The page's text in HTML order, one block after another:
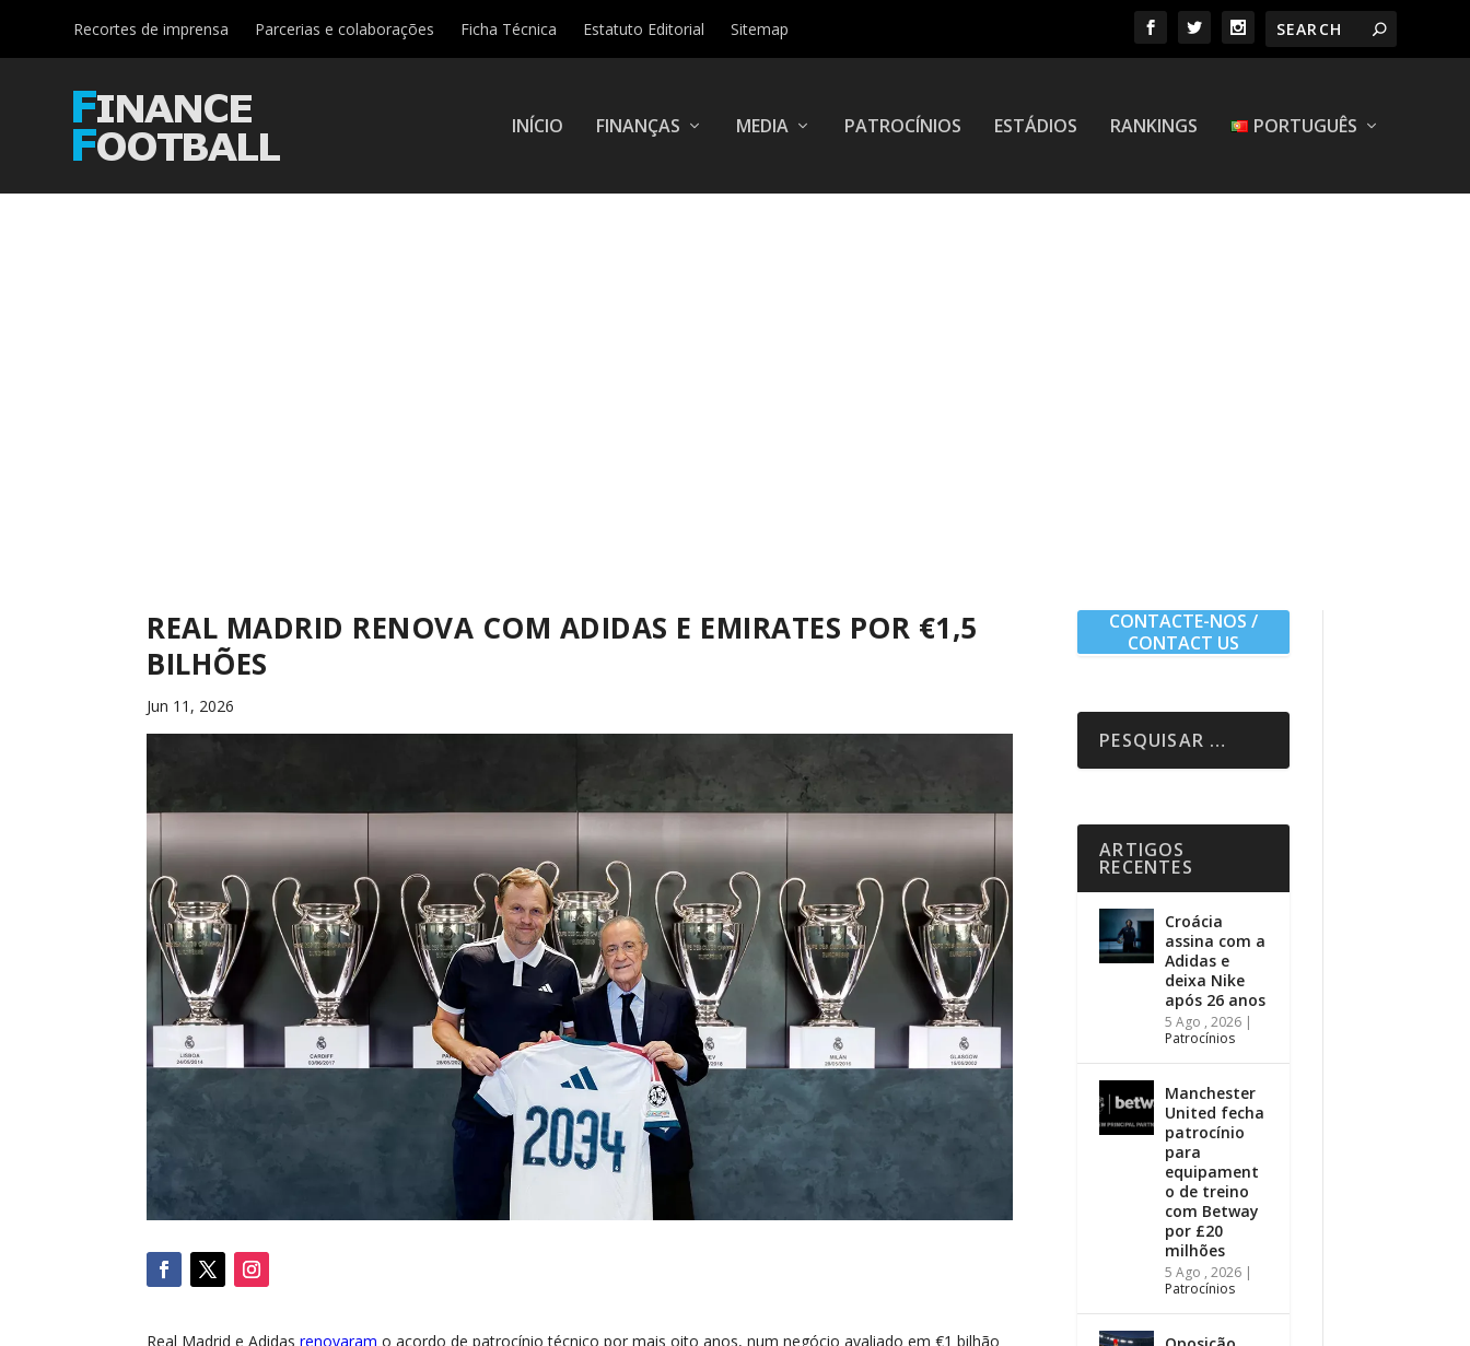
Recortes de imprensa Parcerias e colaborações Ficha Técnica Estatuto Editorial Sitemap
INÍCIO FINANÇAS MEDIA PATROCÍNIOS ESTÁDIOS RANKINGS PORTUGUÊS
REAL MADRID RENOVA COM ADIDAS E EMIRATES POR €1,5
BILHÕES
Jun 11, 2026
Real Madrid e Adidasrenovaram o acordo de patrocínio técnico por mais oito anos, num negócio avaliado em €1 bilhão
CONTACTE-NOS /
CONTACT US
ARTIGOS
RECENTES
Croácia
assina com a
Adidas e
deixa Nike
após 26 anos
5 Ago , 2026 |
Patrocínios
Manchester
United fecha
patrocínio
para
equipament
o de treino
com Betway
por £20
milhões
5 Ago , 2026 |
Patrocínios